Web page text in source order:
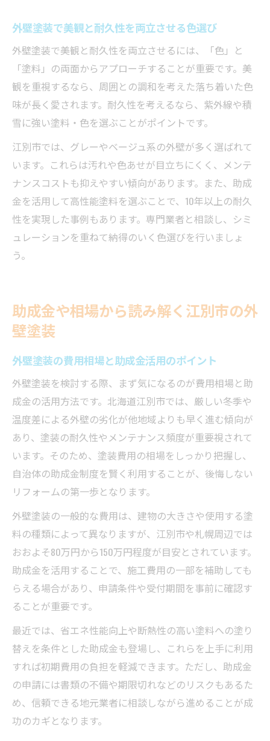
外壁塗装で美観と耐久性を両立させる色選び
外壁塗装で美観と耐久性を両立させるには、「色」と
「塗料」の両面からアプローチすることが重要です。美
観を重視するなら、周囲との調和を考えた落ち着いた色
味が長く愛されます。耐久性を考えるなら、紫外線や積
雪に強い塗料・色を選ぶことがポイントです。
江別市では、グレーやベージュ系の外壁が多く選ばれて
います。これらは汚れや色あせが目立ちにくく、メンテ
ナンスコストも抑えやすい傾向があります。また、助成
金を活用して高性能塗料を選ぶことで、10年以上の耐久
性を実現した事例もあります。専門業者と相談し、シミ
ュレーションを重ねて納得のいく色選びを行いましょ
う。
助成金や相場から読み解く江別市の外
壁塗装
外壁塗装の費用相場と助成金活用のポイント
外壁塗装を検討する際、まず気になるのが費用相場と助
成金の活用方法です。北海道江別市では、厳しい冬季や
温度差による外壁の劣化が他地域よりも早く進む傾向が
あり、塗装の耐久性やメンテナンス頻度が重要視されて
います。そのため、塗装費用の相場をしっかり把握し、
自治体の助成金制度を賢く利用することが、後悔しない
リフォームの第一歩となります。
外壁塗装の一般的な費用は、建物の大きさや使用する塗
料の種類によって異なりますが、江別市や札幌周辺では
おおよそ80万円から150万円程度が目安とされています。
助成金を活用することで、施工費用の一部を補助しても
らえる場合があり、申請条件や受付期間を事前に確認す
ることが重要です。
最近では、省エネ性能向上や断熱性の高い塗料への塗り
替えを条件とした助成金も登場し、これらを上手に利用
すれば初期費用の負担を軽減できます。ただし、助成金
の申請には書類の不備や期限切れなどのリスクもあるた
め、信頼できる地元業者に相談しながら進めることが成
功のカギとなります。